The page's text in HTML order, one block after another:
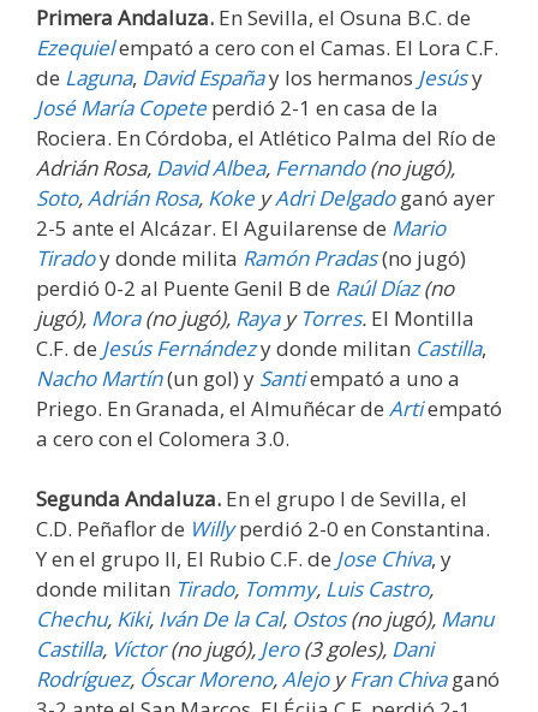
Primera Andaluza. En Sevilla, el Osuna B.C. de
Ezequielempató a cero con el Camas. El Lora C.F.
de Laguna, David Españay los hermanos Jesúsy
José María Copete perdió 2-1 en casa de la
Rociera. En Córdoba, el Atlético Palma del Río de
Adrián Rosa, David Albea, Fernando(no jugó),
Soto,Adrián Rosa, Koke yAdri Delgado ganó ayer
2-5 ante el Alcázar. El Aguilarense de Mario
Tiradoy donde milita Ramón Pradas(no jugó)
perdió 0-2 al Puente Genil B de Raúl Díaz(no
jugó), Mora(no jugó), Raya y Torres. El Montilla
C.F. de Jesús Fernándezy donde militan Castilla,
Nacho Martín(un gol) y Santiempató a uno a
Priego. En Granada, el Almuñécar de Artiempató
a cero con el Colomera 3.0.
Segunda Andaluza. En el grupo I de Sevilla, el
C.D. Peñaflor de Willyperdió 2-0 en Constantina.
Y en el grupo II, El Rubio C.F. de Jose Chiva, y
donde militan Tirado, Tommy, Luis Castro,
Chechu, Kiki, Iván De la Cal, Ostos(no jugó), Manu
Castilla, Víctor(no jugó), Jero(3 goles), Dani
Rodríguez, Óscar Moreno,AlejoyFran Chiva ganó